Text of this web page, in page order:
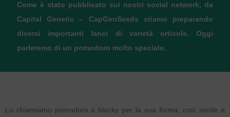
Come è stato pubblicato sui nostri social network, da
Capital Genetic – CapGenSeeds stiamo preparando
diversi importanti lanci di varietà orticole. Oggi
parleremo di un pomodoro molto speciale.
Lo chiamiamo pomodoro a blocky per la sua forma, così simile a